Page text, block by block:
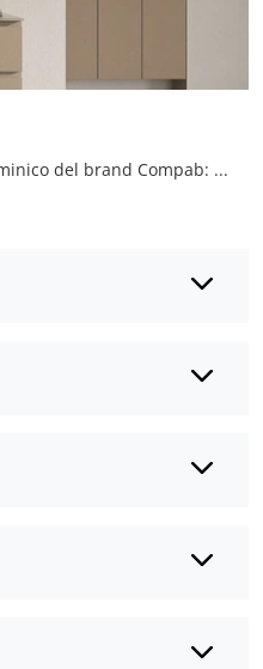
mobili bagno sospesi in melaminico del brand Compab: clicca e scopri l'arredo bagno moderno INK NK008 per il tuo bagno.